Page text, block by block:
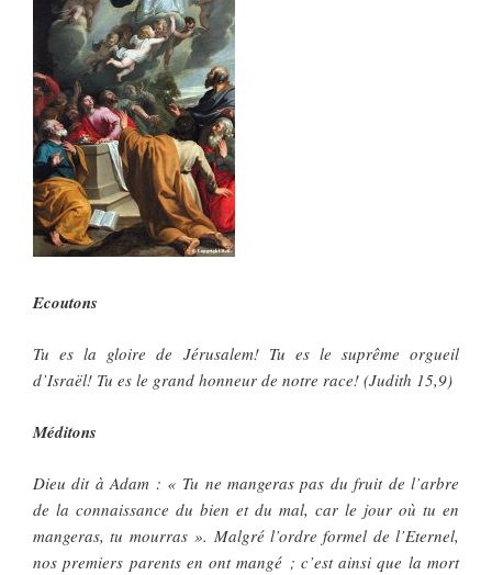
Ecoutons
Tu es la gloire de Jérusalem! Tu es le suprême orgueil
d’Israël! Tu es le grand honneur de notre race! (Judith 15,9)
Méditons
Dieu dit à Adam : « Tu ne mangeras pas du fruit de l’arbre
de la connaissance du bien et du mal, car le jour où tu en
mangeras, tu mourras ». Malgré l’ordre formel de l’Eternel,
nos premiers parents en ont mangé ; c’est ainsi que la mort